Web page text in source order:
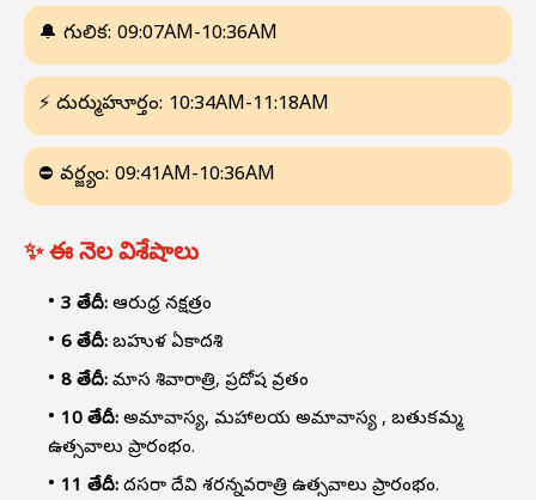
🔔 గులిక: 09:07AM-10:36AM
⚡ దుర్ముహూర్తం: 10:34AM-11:18AM
⛔ వర్జ్యం: 09:41AM-10:36AM
✨ ఈ నెల విశేషాలు
3 తేదీ: ఆరుధ్ర నక్షత్రం
6 తేదీ: బహుళ ఏకాదశి
8 తేదీ: మాస శివారాత్రి, ప్రదోష వ్రతం
10 తేదీ: అమావాస్య, మహాలయ అమావాస్య , బతుకమ్మ
ఉత్సవాలు ప్రారంభం.
11 తేదీ: దసరా దేవి శరన్నవరాత్రి ఉత్సవాలు ప్రారంభం.